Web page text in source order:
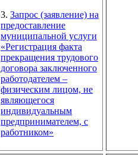
3. Запрос (заявление) на
предоставление
муниципальной услуги
«Регистрация факта
прекращения трудового
договора заключенного
работодателем –
физическим лицом, не
являющегося
индивидуальным
предпринимателем, с
работником»